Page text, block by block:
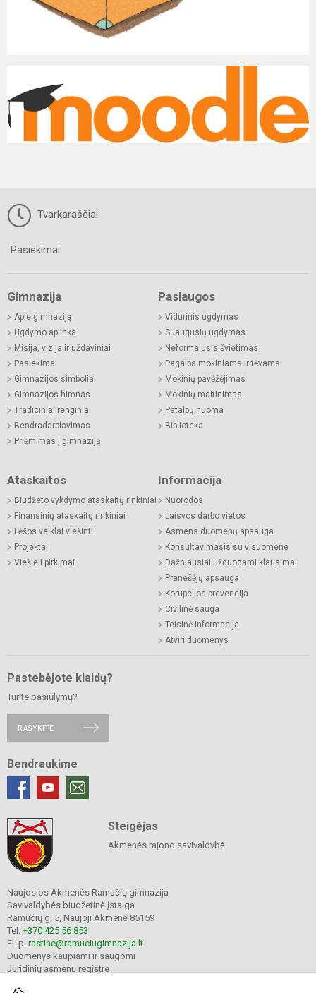
Tvarkaraščiai
Pasiekimai
Gimnazija
Apie gimnaziją
Ugdymo aplinka
Misija, vizija ir uždaviniai
Pasiekimai
Gimnazijos simboliai
Gimnazijos himnas
Tradiciniai renginiai
Bendradarbiavimas
Priėmimas į gimnaziją
Paslaugos
Vidurinis ugdymas
Suaugusių ugdymas
Neformalusis švietimas
Pagalba mokiniams ir tėvams
Mokinių pavėžėjimas
Mokinių maitinimas
Patalpų nuoma
Biblioteka
Ataskaitos
Biudžeto vykdymo ataskaitų rinkiniai
Finansinių ataskaitų rinkiniai
Lėšos veiklai viešinti
Projektai
Viešieji pirkimai
Informacija
Nuorodos
Laisvos darbo vietos
Asmens duomenų apsauga
Konsultavimasis su visuomene
Dažniausiai užduodami klausimai
Pranešėjų apsauga
Korupcijos prevencija
Civilinė sauga
Teisinė informacija
Atviri duomenys
Pastebėjote klaidų?
Turite pasiūlymų?
RAŠYKITE
Bendraukime
Steigėjas
Akmenės rajono savivaldybė
Naujosios Akmenės Ramučių gimnazija
Savivaldybės biudžetinė įstaiga
Ramučių g. 5, Naujoji Akmenė 85159
Tel. +370 425 56 853
El. p. rastine@ramuciugimnazija.lt
Duomenys kaupiami ir saugomi
Juridinių asmenų registre